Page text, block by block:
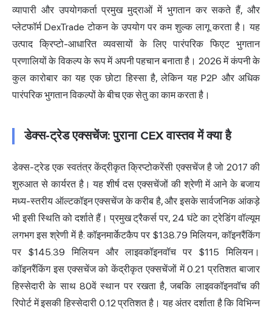
व्यापारी और उपयोगकर्ता प्रमुख मुद्राओं में भुगतान कर सकते हैं, और
प्लेटफॉर्म DexTrade टोकन के उपयोग पर कम शुल्क लागू करता है। यह
उत्पाद क्रिप्टो-आधारित व्यवसायों के लिए पारंपरिक फिएट भुगतान
प्रणालियों के विकल्प के रूप में अपनी पहचान बनाता है। 2026 में कंपनी के
कुल कारोबार का यह एक छोटा हिस्सा है, लेकिन यह P2P और अधिक
पारंपरिक भुगतान विकल्पों के बीच एक सेतु का काम करता है।
डेक्स-ट्रेड एक्सचेंज: पुराना CEX वास्तव में क्या है
डेक्स-ट्रेड एक स्वतंत्र केंद्रीकृत क्रिप्टोकरेंसी एक्सचेंज है जो 2017 की
शुरुआत से कार्यरत है। यह शीर्ष दस एक्सचेंजों की श्रेणी में आने के बजाय
मध्य-स्तरीय ऑल्टकॉइन एक्सचेंज के करीब है, और इसके सार्वजनिक आंकड़े
भी इसी स्थिति को दर्शाते हैं। प्रमुख ट्रैकर्स पर, 24 घंटे का ट्रेडिंग वॉल्यूम
लगभग इस श्रेणी में है: कॉइनमार्केटकैप पर $138.79 मिलियन, कॉइनरैंकिंग
पर $145.39 मिलियन और लाइवकॉइनवॉच पर $115 मिलियन।
कॉइनरैंकिंग इस एक्सचेंज को केंद्रीकृत एक्सचेंजों में 0.21 प्रतिशत बाजार
हिस्सेदारी के साथ 80वें स्थान पर रखता है, जबकि लाइवकॉइनवॉच की
रिपोर्ट में इसकी हिस्सेदारी 0.12 प्रतिशत है। यह अंतर दर्शाता है कि विभिन्न